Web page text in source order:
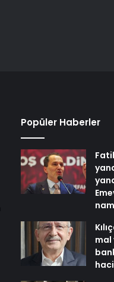
Popüler Haberler
mal